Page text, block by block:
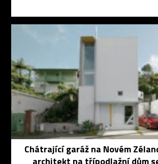
Chátrající garáž na Novém
architekt na třípodlažní dům